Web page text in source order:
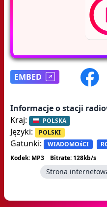
EMBED
Informacje o stacji
Kraj:
POLSKA
Języki: POLSKI
Gatunki: WIADOMOśCI
Kodek: MP3
Bitrate: 128kb/s
Strona